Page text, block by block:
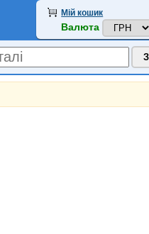
Мій кошик
Валюта